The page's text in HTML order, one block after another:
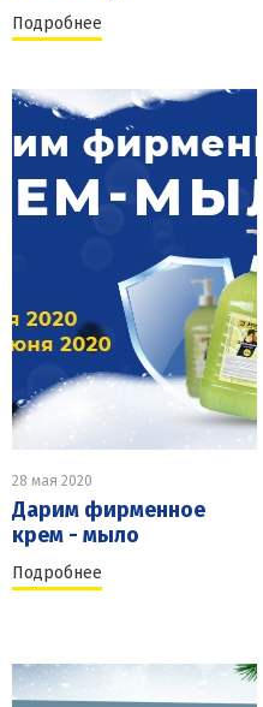
Подробнее
28 мая 2020
Дарим фирменное
крем - мыло
Подробнее